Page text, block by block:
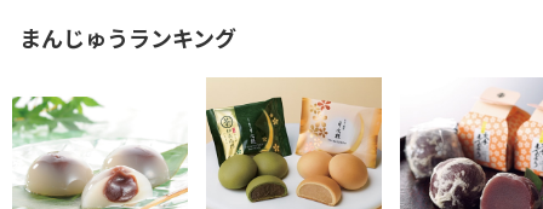
まんじゅうランキング